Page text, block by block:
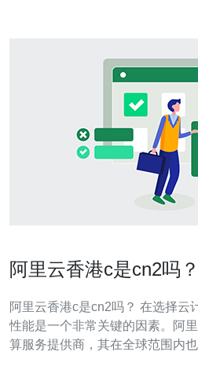
阿里云香港c是cn2吗？
阿里云香港c是cn2吗？ 在选择云计算服务提供商时，网络
性能是一个非常关键的因素。阿
算服务提供商，其在全球范围内